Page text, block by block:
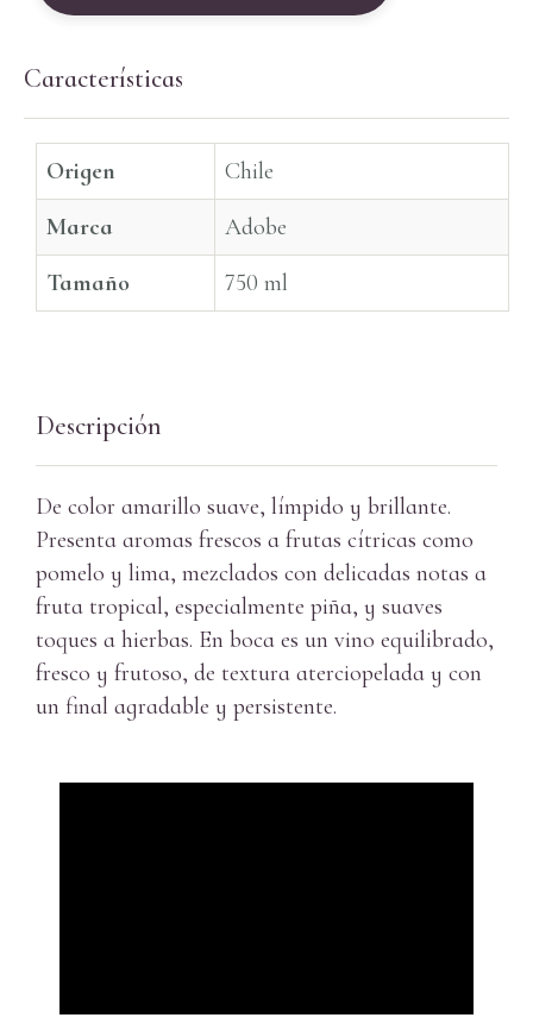
Características
Origen
Chile
Marca
Adobe
Tamaño
750 ml
Descripción
De color amarillo suave, límpido y brillante.
Presenta aromas frescos a frutas cítricas como
pomelo y lima, mezclados con delicadas notas a
fruta tropical, especialmente piña, y suaves
toques a hierbas. En boca es un vino equilibrado,
fresco y frutoso, de textura aterciopelada y con
un final agradable y persistente.